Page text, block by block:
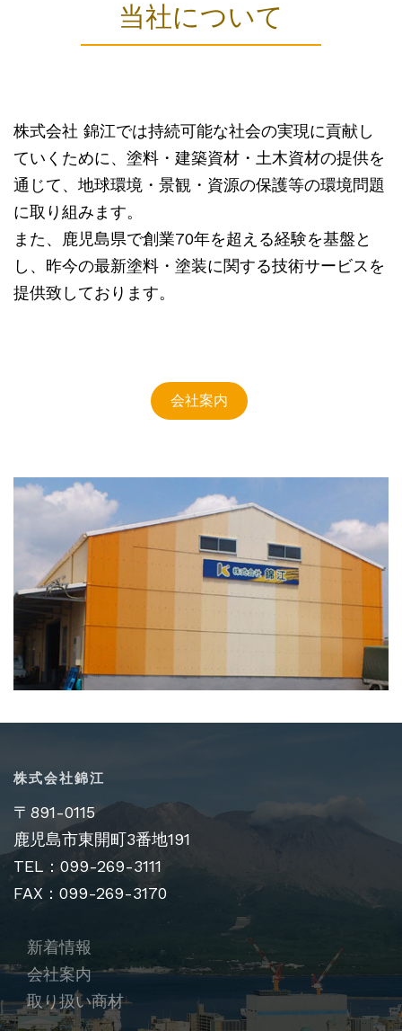
当社について
株式会社 錦江では持続可能な社会の実現に貢献し
ていくために、塗料・建築資材・土木資材の提供を
通じて、地球環境・景観・資源の保護等の環境問題
に取り組みます。
また、鹿児島県で創業70年を超える経験を基盤と
し、昨今の最新塗料・塗装に関する技術サービスを
提供致しております。
会社案内
株式会社錦江
〒891-0115
鹿児島市東開町3番地191
TEL：099-269-3111
FAX：099-269-3170
新着情報
会社案内
取り扱い商材